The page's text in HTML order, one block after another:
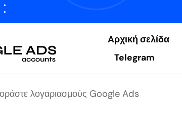
Αρχική σελίδα
Telegram
λογαριασμούς Google Ads